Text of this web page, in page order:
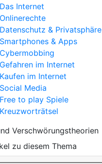
Das Internet
Onlinerechte
Datenschutz & Privatsphäre
Smartphones & Apps
Cybermobbing
Gefahren im Internet
Kaufen im Internet
Social Media
Free to play Spiele
Kreuzworträtsel
Verschwörungstheorien
zu diesem Thema